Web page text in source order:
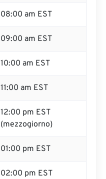
08:00 am EST
09:00 am EST
10:00 am EST
11:00 am EST
12:00 pm EST
(mezzogiorno)
01:00 pm EST
02:00 pm EST